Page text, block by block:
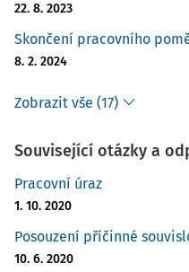
22. 8. 2023
Skončení pracovního
8. 2. 2024
Zobrazit vše (17)
Související otázky a
Pracovní úraz
1. 10. 2020
Posouzení příčinné
10. 6. 2020